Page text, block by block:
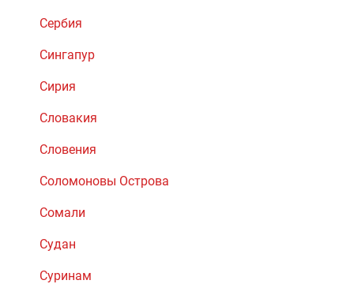
Сербия
Сингапур
Сирия
Словакия
Словения
Соломоновы Острова
Сомали
Судан
Суринам